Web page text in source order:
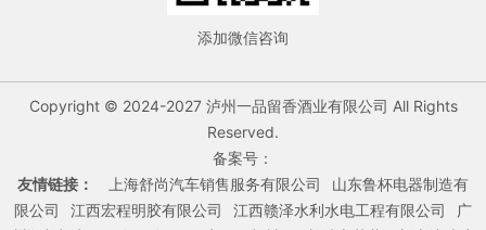
添加微信咨询
Copyright © 2024-2027 泸州一品留香酒业有限公司 All Rights
Reserved.
备案号：
友情链接：
上海舒尚汽车销售服务有限公司
山东鲁杯电器制造有
限公司
江西宏程明胶有限公司 江西赣泽水利水电工程有限公司
广